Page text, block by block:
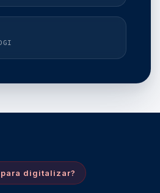
digitalizar?